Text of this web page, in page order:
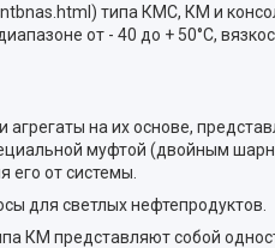
типа КМС, КМ и
от - 40 до + 50°С,
агрегаты на их основе,
муфтой (двойным
его от системы.
для светлых нефтепродуктов.
КМ представляют собой